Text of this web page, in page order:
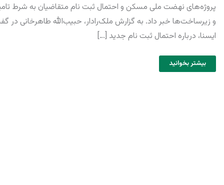
پروژه‌های نهضت ملی مسکن و احتمال ثبت نام متقاضیان به شرط
و زیرساخت‌ها خبر داد. به گزارش ملک‌رادار، حبیب‌الله طاهرخانی در
ایسنا، درباره احتمال ثبت نام جدید […]
بیشتر بخوانید